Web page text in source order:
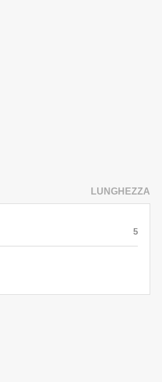
LUNGHEZZA
5